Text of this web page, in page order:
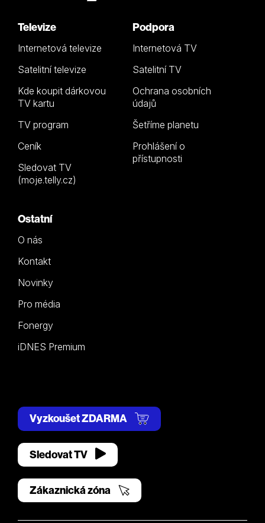
Televize
Internetová televize
Satelitní televize
Kde koupit dárkovou
TV kartu
TV program
Ceník
Sledovat TV
(moje.telly.cz)
Podpora
Internetová TV
Satelitní TV
Ochrana osobních
údajů
Šetříme planetu
Prohlášení o
přístupnosti
Ostatní
O nás
Kontakt
Novinky
Pro média
Fonergy
iDNES Premium
Vyzkoušet ZDARMA
Sledovat TV
Zákaznická zóna